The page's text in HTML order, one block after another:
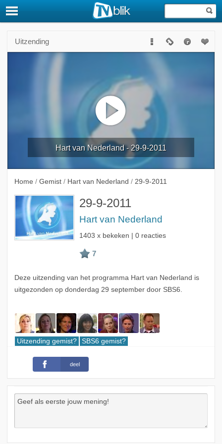
Uitzending
Hart van Nederland - 29-9-2011
Home / Gemist / Hart van Nederland / 29-9-2011
29-9-2011
Hart van Nederland
1403 x bekeken | 0 reacties
Deze uitzending van het programma Hart van Nederland is
uitgezonden op donderdag 29 september door SBS6.
Uitzending gemist? SBS6 gemist?
deel